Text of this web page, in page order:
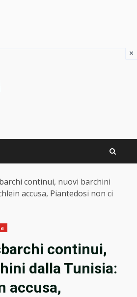
continui, nuovi barchini
accusa, Piantedosi non ci
continui,
dalla Tunisia:
accusa,
×